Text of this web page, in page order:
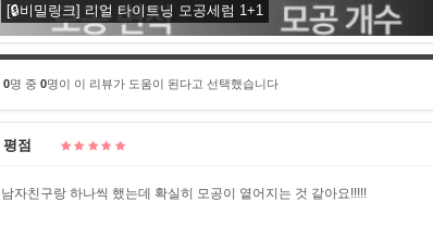
[🔒비밀링크] 리얼 타이트닝 모공세럼 1+1
0명 중 0명이 이 리뷰가 도움이 된다고 선택했습니다
평점
남자친구랑 하나씩 했는데 확실히 모공이 옅어지는 것 같아요!!!!!